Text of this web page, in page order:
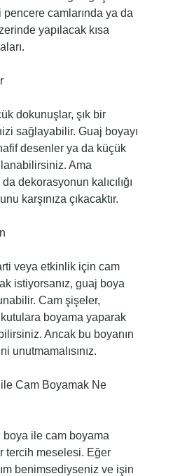
camlarında ya da
yapılacak kısa
dokunuşlar, şık bir
sağlayabilir. Guaj boyayı
desenler ya da küçük
Ama
dekorasyonun kalıcılığı
karşınıza çıkacaktır.
veya etkinlik için cam
istiyorsanız, guaj boya
Cam şişeler,
boyama yaparak
Ancak bu boyanın
unutmamalısınız.
Cam Boyamak Ne
ile cam boyama
tercih meselesi. Eğer
benimsediyseniz ve işin